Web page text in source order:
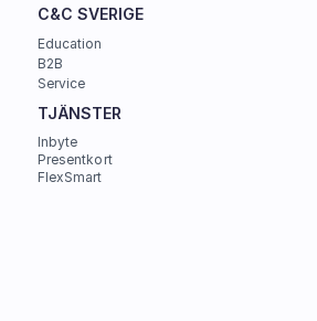
C&C SVERIGE
Education
B2B
Service
TJÄNSTER
Inbyte
Presentkort
FlexSmart